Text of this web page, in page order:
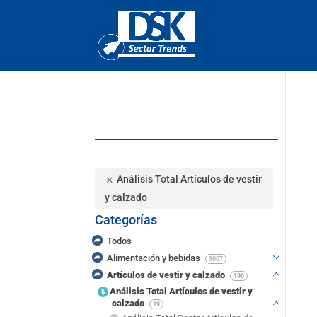
Análisis Total Artículos de vestir
y calzado
Categorías
Todos
Alimentación y bebidas
3007
Artículos de vestir y calzado 190
Análisis Total Artículos de vestir y
calzado
19